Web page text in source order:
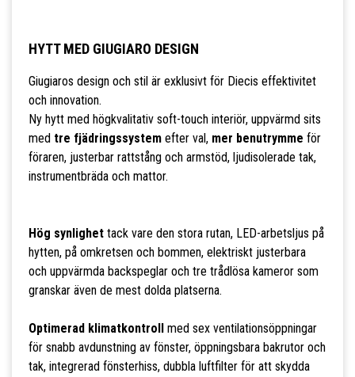
HYTT MED GIUGIARO DESIGN
Giugiaros design och stil är exklusivt för Diecis effektivitet
och innovation.
Ny hytt med högkvalitativ soft-touch interiör, uppvärmd sits
med tre fjädringssystemefter val, mer benutrymme för
föraren, justerbar rattstång och armstöd, ljudisolerade tak,
instrumentbräda och mattor.
Hög synlighettack vare den stora rutan, LED-arbetsljus på
hytten, på omkretsen och bommen, elektriskt justerbara
och uppvärmda backspeglar och tre trådlösa kameror som
granskar även de mest dolda platserna.
Optimerad klimatkontroll
med sex ventilationsöppningar
för snabb avdunstning av fönster, öppningsbara bakrutor och
tak, integrerad fönsterhiss, dubbla luftfilter för att skydda